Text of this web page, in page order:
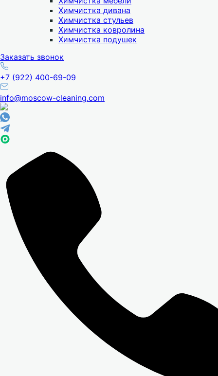
Химчистка дивана
Химчистка стульев
Химчистка ковролина
Химчистка подушек
Заказать звонок
+7 (922) 400-69-09
info@moscow-cleaning.com